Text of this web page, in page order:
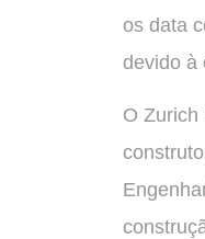
os data
devido à
O Zurich